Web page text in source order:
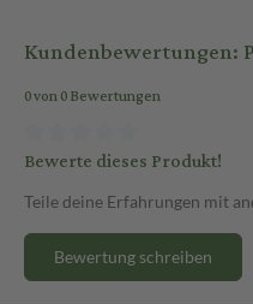
Kundenbewertungen:
0 von 0 Bewertungen
Bewerte dieses Produkt!
Teile deine Erfahrungen mit
Bewertung schreiben